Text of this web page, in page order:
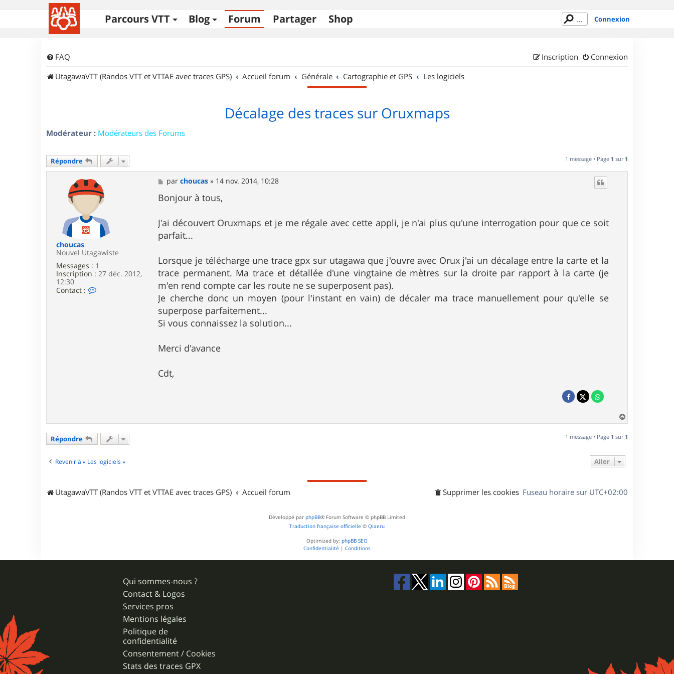
Parcours VTT Blog Forum Partager Shop Connexion
FAQ Connexion
Inscription
UtagawaVTT (Randos VTT et VTTAE avec traces GPS)
Accueil forum Générale Cartographie et GPS Les logiciels
Décalage des traces sur Oruxmaps
Modérateur : Modérateurs des Forums
Répondre 1 message • Page 1 sur 1
choucas
Nouvel Utagawiste
Messages : 1
Inscription : 27 déc. 2012,
12:30
Contact :
M
e
s
s
g
e
parchoucas » 14 nov. 2014, 10:28
Bonjour à tous,
J'ai découvert Oruxmaps et je me régale avec cette appli, je n'ai plus qu'une interrogation pour que ce soit
parfait...
Lorsque je télécharge une trace gpx sur utagawa que j'ouvre avec Orux j'ai un décalage entre la carte et la
trace permanent. Ma trace et détallée d'une vingtaine de mètres sur la droite par rapport à la carte (je
m'en rend compte car les route ne se superposent pas).
Je cherche donc un moyen (pour l'instant en vain) de décaler ma trace manuellement pour qu'elle se
superpose parfaitement...
Si vous connaissez la solution...
Merci d'avance
Cdt,
a
t
Répondre 1 message • Page 1 sur 1
Revenir à « Les logiciels » Aller
UtagawaVTT (Randos VTT et VTTAE avec traces GPS) Accueil forum Fuseau horaire sur UTC+02:00
Supprimer les cookies
Développé par phpBB® Forum Software © phpBB Limited
Traduction française officielle © Qiaeru
Optimized by: phpBB SEO
Confidentialité | Conditions
Qui sommes-nous ?
Contact & Logos
Services pros
Mentions légales
Politique de
confidentialité
Consentement / Cookies
Stats des traces GPX